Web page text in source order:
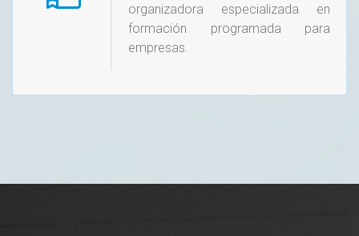
organizadora especializada en
formación programada para
empresas.